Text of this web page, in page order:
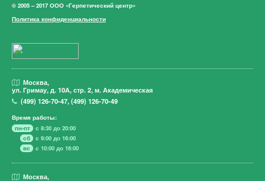
© 2005 – 2017 ООО «Герпетический центр»
Политика конфиденциальности
Москва,
ул. Гримау, д. 10А, стр. 2, м. Академическая
(499)126-70-47,(499)126-70-49
Время работы:
пн-пт
с 8:30 до 20:00
сб
с 9:00 до 16:00
вс
с 10:00 до 16:00
Москва,